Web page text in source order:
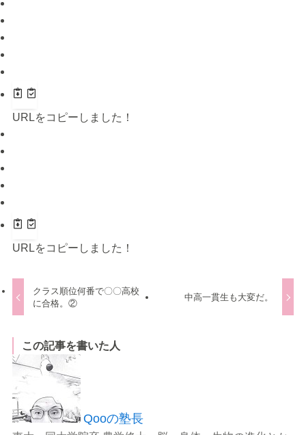
URLをコピーしました！
URLをコピーしました！
クラス順位何番で〇〇高校
に合格。②
中高一貫生も大変だ。
この記事を書いた人
Qooの塾長